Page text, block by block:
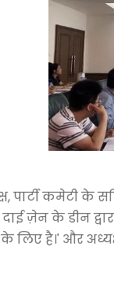
पार्टी कमेटी
ज़ेन के डीन
है।' और